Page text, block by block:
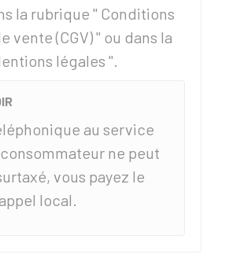
la rubrique " Conditions
vente (CGV) " ou dans la
légales ".
au service
ne peut
vous payez le
local.